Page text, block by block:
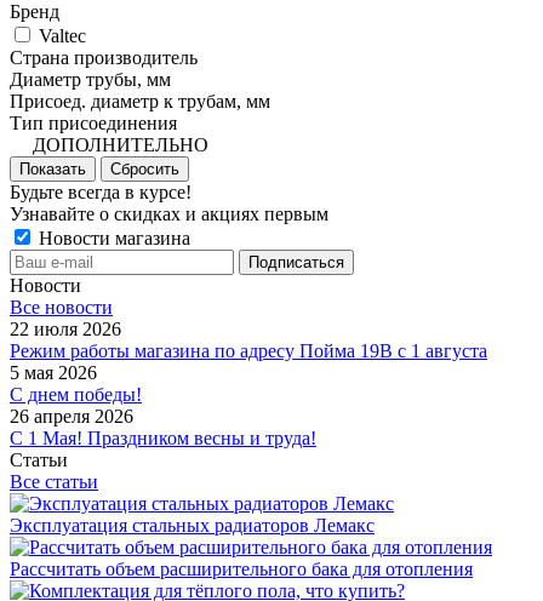
Бренд
Valtec
Страна производитель
Диаметр трубы, мм
Присоед. диаметр к трубам, мм
Тип присоединения
ДОПОЛНИТЕЛЬНО
Показать Сбросить
Будьте всегда в курсе!
Узнавайте о скидках и акциях первым
Новости магазина
Новости
Все новости
22 июля 2026
Режим работы магазина по адресу Пойма 19В с 1 августа
5 мая 2026
С днем победы!
26 апреля 2026
С 1 Мая! Праздником весны и труда!
Статьи
Все статьи
Эксплуатация стальных радиаторов Лемакс
Рассчитать объем расширительного бака для отопления